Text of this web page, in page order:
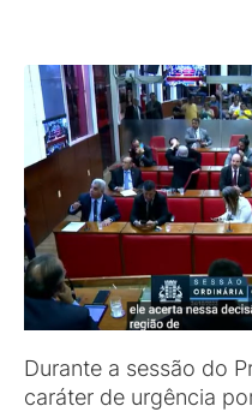
Durante a sessão do
caráter de urgência